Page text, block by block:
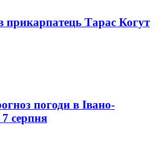
прикарпатець Тарас Когут
погоди в Івано-
серпня